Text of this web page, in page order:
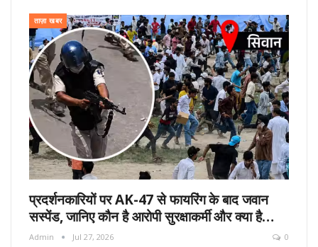
ताज़ा खबर
प्रदर्शनकारियों पर AK-47 से फायरिंग के बाद जवान
सस्पेंड, जानिए कौन है आरोपी सुरक्षाकर्मी और क्या है…
Admin Jul 27, 2026 0